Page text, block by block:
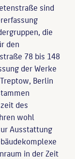
sind
die
den
78 bis 148
der Werke
Berlin
des
wohl
Ausstattung
in der Zeit